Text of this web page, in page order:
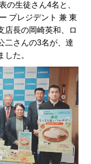
の生徒さん4名と、
プレジデント 兼 東
店長の岡崎英和、ロ
二さんの3名が、達
た。